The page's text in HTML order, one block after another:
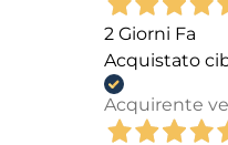
2 Giorni Fa
Acquistato
Acquirente